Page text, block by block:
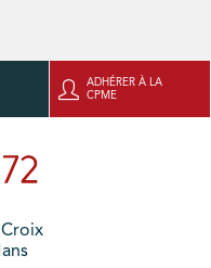
ADHÉRER À LA
CPME